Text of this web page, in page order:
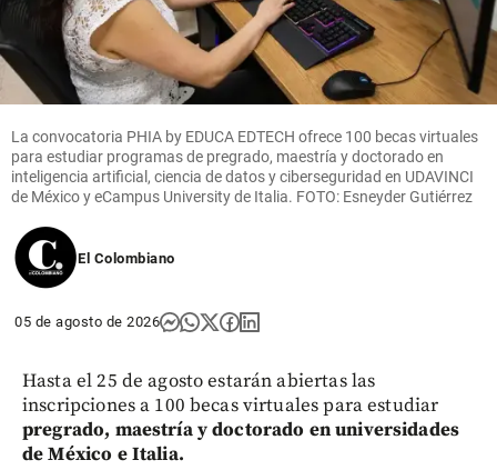
La convocatoria PHIA by EDUCA EDTECH ofrece 100 becas virtuales
para estudiar programas de pregrado, maestría y doctorado en
inteligencia artificial, ciencia de datos y ciberseguridad en UDAVINCI
de México y eCampus University de Italia. FOTO: Esneyder Gutiérrez
El Colombiano
05 de agosto de 2026
Hasta el 25 de agosto estarán abiertas las
inscripciones a 100 becas virtuales para estudiar
pregrado, maestría y doctorado en universidades
de México e Italia.